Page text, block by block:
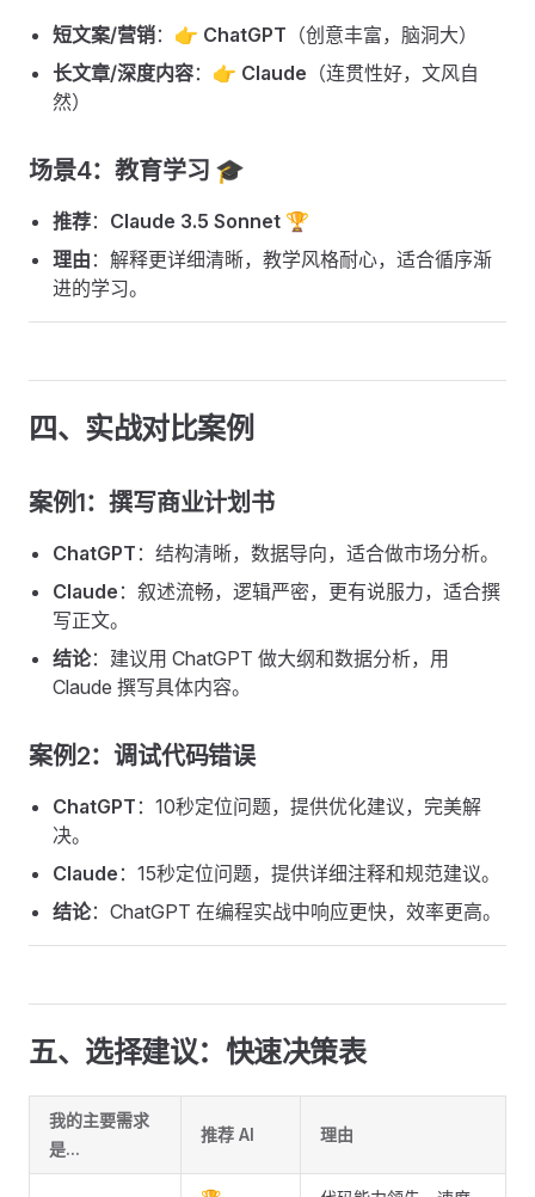
短文案/营销：👉 ChatGPT （创意丰富，脑洞大）
长文章/深度内容：👉 Claude （连贯性好，文风自
然）
场景4：教育学习 🎓
推荐： Claude 3.5 Sonnet 🏆
理由 ：解释更详细清晰，教学风格耐心，适合循序渐
进的学习。
四、实战对比案例
案例1：撰写商业计划书
ChatGPT ：结构清晰，数据导向，适合做市场分析。
Claude ：叙述流畅，逻辑严密，更有说服力，适合撰
写正文。
结论：建议用 ChatGPT 做大纲和数据分析，用
Claude 撰写具体内容。
案例2：调试代码错误
ChatGPT ：10秒定位问题，提供优化建议，完美解
决。
Claude ：15秒定位问题，提供详细注释和规范建议。
结论：ChatGPT 在编程实战中响应更快，效率更高。
五、选择建议：快速决策表
我的主要需求
是...
推荐 AI 理由